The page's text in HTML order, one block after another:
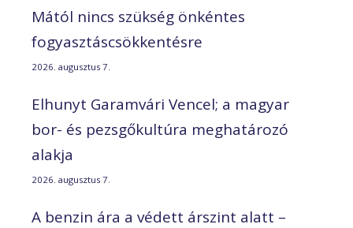
Mától nincs szükség önkéntes
fogyasztáscsökkentésre
2026. augusztus 7.
Elhunyt Garamvári Vencel; a magyar
bor- és pezsgőkultúra meghatározó
alakja
2026. augusztus 7.
A benzin ára a védett árszint alatt –